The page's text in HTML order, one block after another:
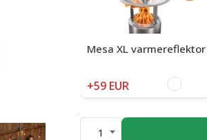
Mesa XL varmereflektor
+59 EUR
1